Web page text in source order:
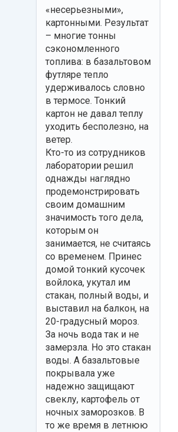
«несерьезными»,
картонными. Результат
– многие тонны
сэкономленного
топлива: в базальтовом
футляре тепло
удерживалось словно
в термосе. Тонкий
картон не давал теплу
уходить бесполезно, на
ветер.
Кто-то из сотрудников
лаборатории решил
однажды наглядно
продемонстрировать
своим домашним
значимость того дела,
которым он
занимается, не считаясь
со временем. Принес
домой тонкий кусочек
войлока, укутал им
стакан, полный воды, и
выставил на балкон, на
20-градусный мороз.
За ночь вода так и не
замерзла. Но это стакан
воды. А базальтовые
покрывала уже
надежно защищают
свеклу, картофель от
ночных заморозков. В
то же время в летнюю